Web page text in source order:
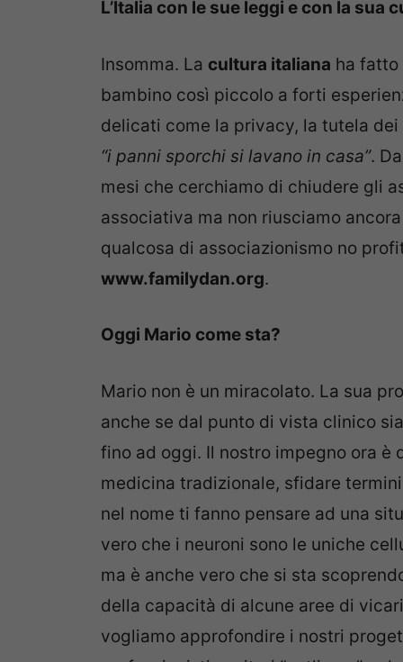
L’Italia con le sue leggi e con la
Insomma. La cultura italiana ha fatto
bambino così piccolo a forti
delicati come la privacy, la tutela
“i panni sporchi si lavano in casa”.
mesi che cerchiamo di chiudere gli
associativa ma non riusciamo
qualcosa di associazionismo no
www.familydan.org.
Oggi Mario come sta?
Mario non è un miracolato. La sua
anche se dal punto di vista clinico
fino ad oggi. Il nostro impegno ora è
medicina tradizionale, sfidare
nel nome ti fanno pensare ad una
vero che i neuroni sono le uniche
ma è anche vero che si sta
della capacità di alcune aree di
vogliamo approfondire i nostri